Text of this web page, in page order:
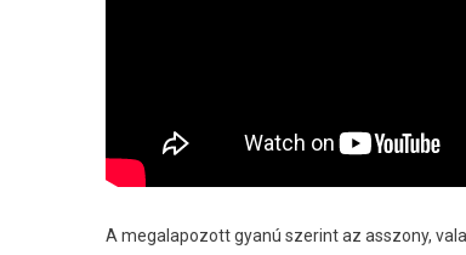
A megalapozott gyanú szerint az asszony,